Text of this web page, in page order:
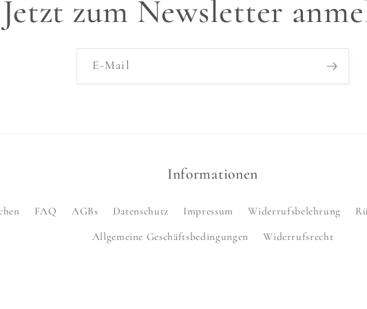
Jetzt zum Newsletter
E-Mail
Informationen
FAQ AGBs Datenschutz Impressum Widerrufsbelehrung
Allgemeine Geschäftsbedingungen Widerrufsrecht